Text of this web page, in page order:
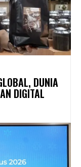
DUNIA
DIGITAL